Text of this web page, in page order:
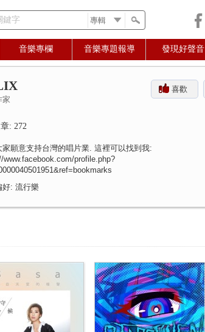
鍵字
音樂專欄 音樂專題報導 發現好聲音
喜歡
家
: 272
家願意支持台灣的唱片業. 這裡可以找到我:
www.facebook.com/profile.php?
好: 流行樂